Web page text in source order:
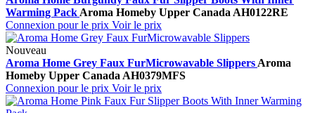
Warming Pack Aroma Homeby Upper Canada AH0122RE
Connexion pour le prix Voir le prix
Nouveau
Aroma Home Grey Faux FurMicrowavable Slippers Aroma
Homeby Upper Canada AH0379MFS
Connexion pour le prix Voir le prix